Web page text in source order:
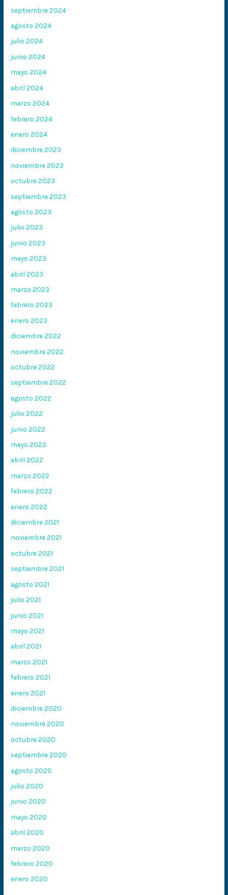
septiembre 2024
agosto 2024
julio 2024
junio 2024
mayo 2024
abril 2024
marzo 2024
febrero 2024
enero 2024
diciembre 2023
noviembre 2023
octubre 2023
septiembre 2023
agosto 2023
julio 2023
junio 2023
mayo 2023
abril 2023
marzo 2023
febrero 2023
enero 2023
diciembre 2022
noviembre 2022
octubre 2022
septiembre 2022
agosto 2022
julio 2022
junio 2022
mayo 2022
abril 2022
marzo 2022
febrero 2022
enero 2022
diciembre 2021
noviembre 2021
octubre 2021
septiembre 2021
agosto 2021
julio 2021
junio 2021
mayo 2021
abril 2021
marzo 2021
febrero 2021
enero 2021
diciembre 2020
noviembre 2020
octubre 2020
septiembre 2020
agosto 2020
julio 2020
junio 2020
mayo 2020
abril 2020
marzo 2020
febrero 2020
enero 2020